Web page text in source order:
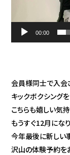
00:00
会員様同士で入会
キックボクシング
こちらも嬉しい気
もうすぐ12月になり
今年最後に新しい
沢山の体験予約を